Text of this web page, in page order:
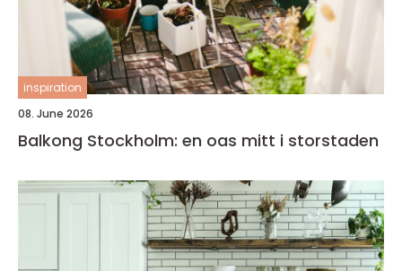
inspiration
08. June 2026
Balkong Stockholm: en oas mitt i storstaden